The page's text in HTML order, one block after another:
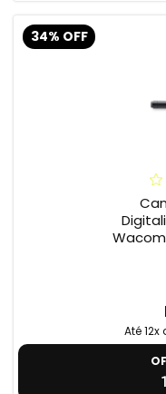
34% OFF
Wacom
Até 12x